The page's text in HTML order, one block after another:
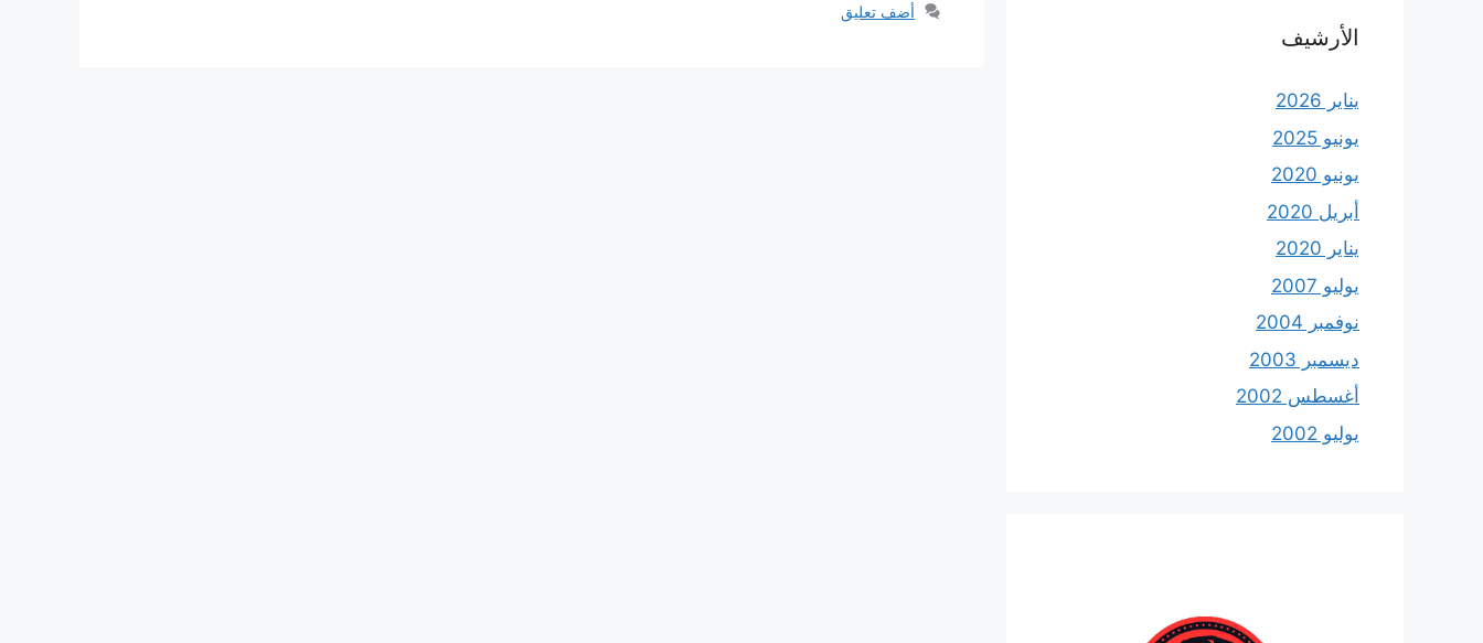
أضف تعليق
الأرشيف
يناير 2026
يونيو 2025
يونيو 2020
أبريل 2020
يناير 2020
يوليو 2007
نوفمبر 2004
ديسمبر 2003
أغسطس 2002
يوليو 2002